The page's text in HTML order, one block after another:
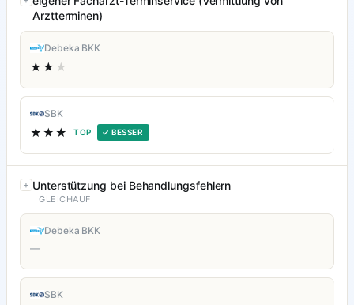
Arztterminen)
Debeka BKK
★★ ★
SBK
★★★ TOP ✓ BESSER
Unterstützung bei Behandlungsfehlern
GLEICHAUF
Debeka BKK
—
SBK